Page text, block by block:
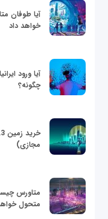
آیا طوفان
خواهد داد
آیا ورود
چگونه؟
مجازی)
متاورس
متحول